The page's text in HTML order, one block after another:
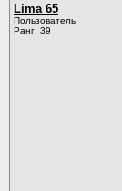
Lima 65
Пользователь
Ранг: 39